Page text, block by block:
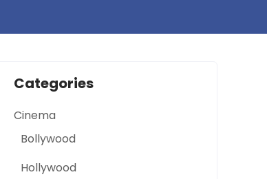
Categories
Cinema
Bollywood
Hollywood